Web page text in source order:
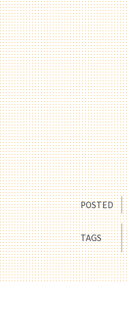
POSTED
TAGS